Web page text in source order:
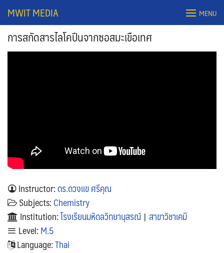
Search
for:
MWIT MEDIA MENU
การสกัดสารไลโคปีนจากซอสมะเขือเทศ
Instructor:ดร.ดวงแข ศรีคุณ
Subjects:Chemistry
Institution:โรงเรียนมหิดลวิทยานุสรณ์ | สาขาวิชาเคมี
Level:M.5
Language:Thai